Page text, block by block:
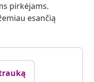
pirkėjams.
esančią